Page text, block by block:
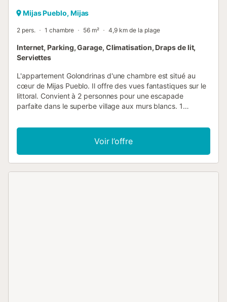
Mijas Pueblo, Mijas
2 pers. 1 chambre 56 m² 4,9 km de la plage
Internet, Parking, Garage, Climatisation, Draps de lit,
Serviettes
L'appartement Golondrinas d'une chambre est situé au
cœur de Mijas Pueblo. Il offre des vues fantastiques sur le
littoral. Convient à 2 personnes pour une escapade
parfaite dans le superbe village aux murs blancs. 1
Mijas est situé dans les basses terres de la Sierra de Mijas,
à 428 mètres au-dessus du niveau de la mer. La ville
principale la plus proche est la station balnéaire espagnole
de Fuengirola (8 km) et l'aéroport de Malaga se trouve à
Voir l’offre